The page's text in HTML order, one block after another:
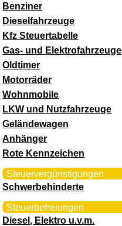
Benziner
Dieselfahrzeuge
Kfz Steuertabelle
Gas- und Elektrofahrzeuge
Oldtimer
Motorräder
Wohnmobile
LKW und Nutzfahrzeuge
Geländewagen
Anhänger
Rote Kennzeichen
Steuervergünstigungen
Schwerbehinderte
Steuerbefreiungen
Diesel, Elektro u.v.m.